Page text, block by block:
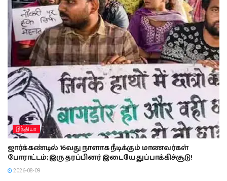
இந்தியா
ஜார்க்கண்டில் 16வது நாளாக நீடிக்கும் மாணவர்கள்
போராட்டம்; இரு தரப்பினர் இடையே துப்பாக்கிச்சூடு!
2026-08-09